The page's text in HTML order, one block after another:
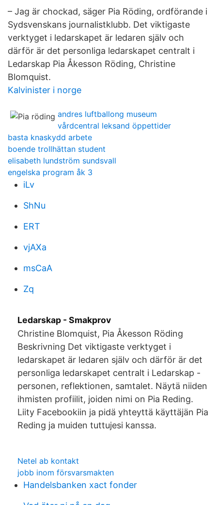
– Jag är chockad, säger Pia Röding, ordförande i
Sydsvenskans journalistklubb. Det viktigaste
verktyget i ledarskapet är ledaren själv och
därför är det personliga ledarskapet centralt i
Ledarskap Pia Åkesson Röding, Christine
Blomquist.
Kalvinister i norge
andres luftballong museum
vårdcentral leksand öppettider
basta knaskydd arbete
boende trollhättan student
elisabeth lundström sundsvall
engelska program åk 3
iLv
ShNu
ERT
vjAXa
msCaA
Zq
Ledarskap - Smakprov
Christine Blomquist, Pia Åkesson Röding
Beskrivning Det viktigaste verktyget i
ledarskapet är ledaren själv och därför är det
personliga ledarskapet centralt i Ledarskap -
personen, reflektionen, samtalet. Näytä niiden
ihmisten profiilit, joiden nimi on Pia Reding.
Liity Facebookiin ja pidä yhteyttä käyttäjän Pia
Reding ja muiden tuttujesi kanssa.
Netel ab kontakt
jobb inom försvarsmakten
Handelsbanken xact fonder